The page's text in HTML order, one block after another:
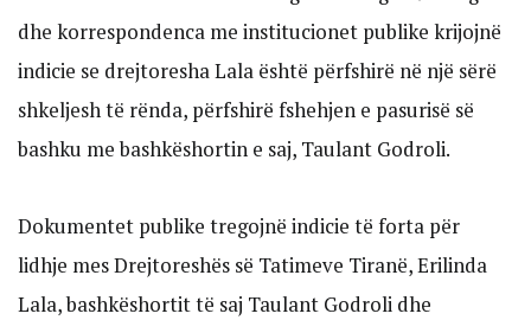
dhe korrespondenca me institucionet publike krijojnë
indicie se drejtoresha Lala është përfshirë në një sërë
shkeljesh të rënda, përfshirë fshehjen e pasurisë së
bashku me bashkëshortin e saj, Taulant Godroli.
Dokumentet publike tregojnë indicie të forta për
lidhje mes Drejtoreshës së Tatimeve Tiranë, Erilinda
Lala, bashkëshortit të saj Taulant Godroli dhe